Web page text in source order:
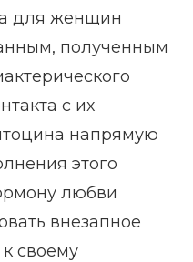
для женщин
полученным
с их
напрямую
этого
любви
внезапное
своему